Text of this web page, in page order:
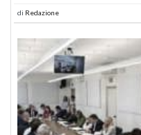
di Redazione